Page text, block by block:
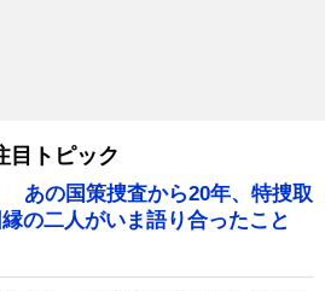
目トピック
あの国策捜査から20年、特捜取
の二人がいま語り合ったこと